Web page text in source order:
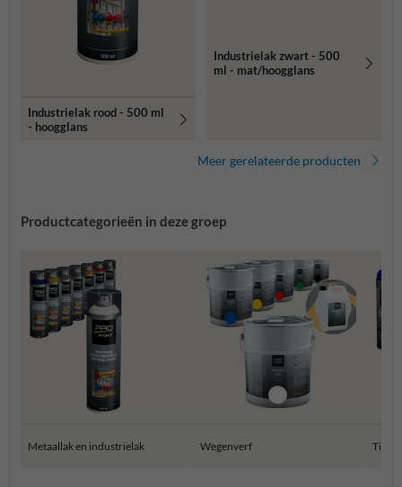
Industrielak rood - 500 ml
- hoogglans
Industrielak zwart - 500
ml - mat/hoogglans
Meer gerelateerde producten
Productcategorieën in deze groep
Metaallak en industrielak Wegenverf